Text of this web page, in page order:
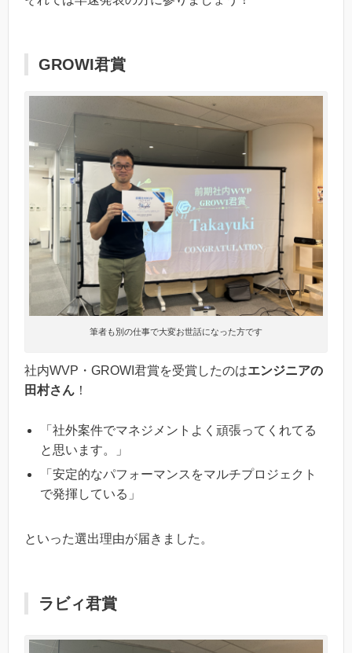
GROWI君賞
筆者も別の仕事で大変お世話になった方です
社内WVP・GROWI君賞を受賞したのはエンジニアの
田村さん ！
「社外案件でマネジメントよく頑張ってくれてる
と思います。」
「安定的なパフォーマンスをマルチプロジェクト
で発揮している」
といった選出理由が届きました。
ラビィ君賞